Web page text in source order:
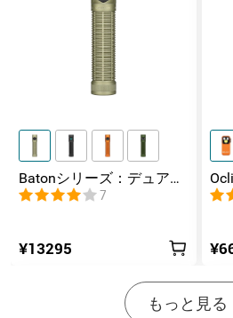
Batonシリーズ：デュアル
スイッチ搭載の高ルーメ
ンコンパクトEDC懐中電灯
7
¥13295
式
源
もっと見る